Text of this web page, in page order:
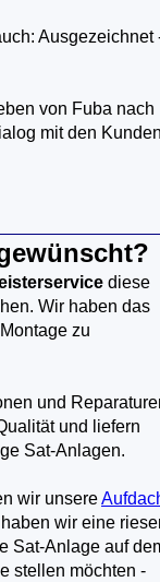
Ausgezeichnet
von Fuba nach
mit den
diese
Wir haben das
zu
und
und liefern
Sat-Anlagen.
wir unsere
wir eine
Sat-Anlage auf
stellen möchten -